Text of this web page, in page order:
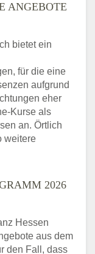
ANGEBOTE
bietet ein
für die eine
aufgrund
eher
Kurse als
an. Örtlich
weitere
2026
Hessen
aus dem
den Fall, dass